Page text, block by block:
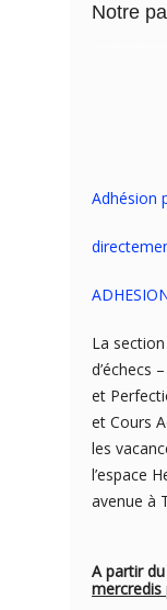
Notre
Adhésion
La
d’échecs
et
et Cours
les
l’espace
avenue à
A partir
mercredis